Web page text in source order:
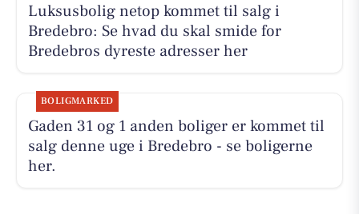
Luksusbolig netop kommet til salg i
Bredebro: Se hvad du skal smide for
Bredebros dyreste adresser her
BOLIGMARKED
Gaden 31 og 1 anden boliger er kommet til
salg denne uge i Bredebro - se boligerne
her.